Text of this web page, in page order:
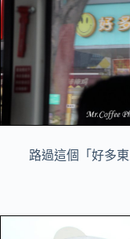
路過這個「好多